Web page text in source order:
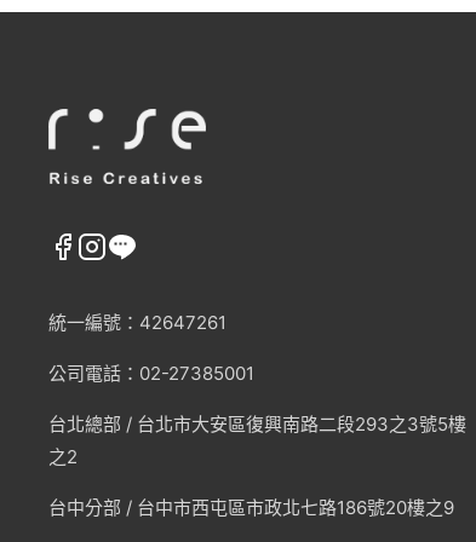
統一編號：42647261
公司電話：02-27385001
台北總部 / 台北市大安區復興南路二段293之3號5樓
之2
台中分部 / 台中市西屯區市政北七路186號20樓之9